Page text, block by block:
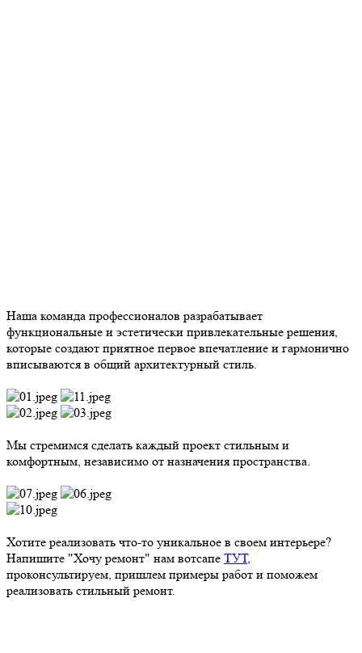
Наша команда профессионалов разрабатывает
функциональные и эстетически привлекательные решения,
которые создают приятное первое впечатление и гармонично
вписываются в общий архитектурный стиль.
Мы стремимся сделать каждый проект стильным и
комфортным, независимо от назначения пространства.
Хотите реализовать что-то уникальное в своем интерьере?
Напишите "Хочу ремонт" нам вотсапе ТУТ,
проконсультируем, пришлем примеры работ и поможем
реализовать стильный ремонт.